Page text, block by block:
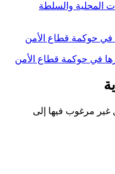
المحلية والسلطة
غير مرغوب فيها إلى